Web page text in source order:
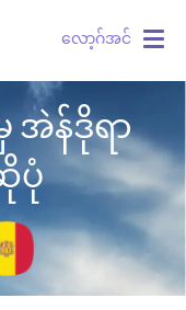
လော့ဂ်အင်
အဲန်ဒိုရာ
ပုံ